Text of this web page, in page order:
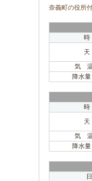
奈義町の役所
気 温
降水量
気 温
降水量